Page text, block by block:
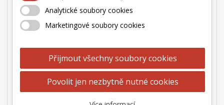
Analytické soubory cookies
Marketingové soubory cookies
Přijmout všechny soubory cookies
Povolit jen nezbytně nutné cookies